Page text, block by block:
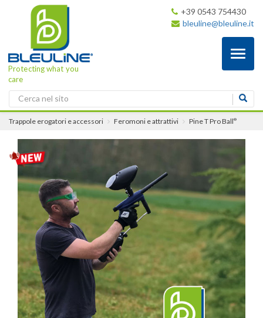
Protecting what you
care
+39 0543 754430
bleuline@bleuline.it
Trappole erogatori e accessori Feromoni e attrattivi Pine T Pro Ball®